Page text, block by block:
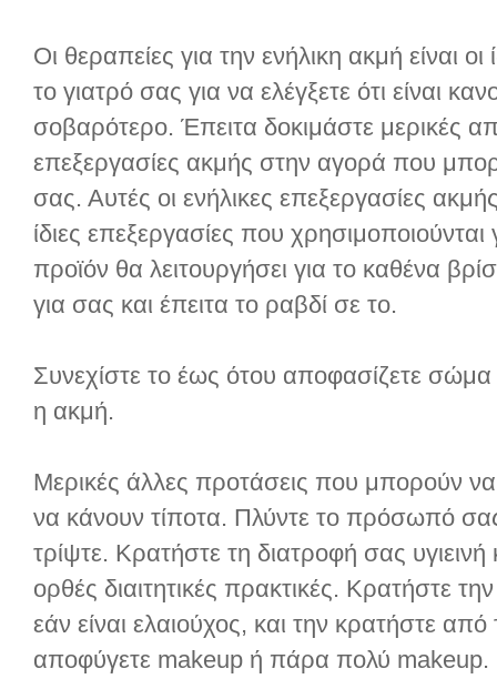
Οι θεραπείες για την ενήλικη ακμή είναι
το γιατρό σας για να ελέγξετε ότι είναι
σοβαρότερο. Έπειτα δοκιμάστε μερικές
επεξεργασίες ακμής στην αγορά που
σας. Αυτές οι ενήλικες επεξεργασίες
ίδιες επεξεργασίες που
προϊόν θα λειτουργήσει για το καθένα
για σας και έπειτα το ραβδί σε το.
Συνεχίστε το έως ότου αποφασίζετε σώμα
η ακμή.
Μερικές άλλες προτάσεις που μπορούν
να κάνουν τίποτα. Πλύντε το πρόσωπό
τρίψτε. Κρατήστε τη διατροφή σας υγιεινή
ορθές διαιτητικές πρακτικές. Κρατήστε
εάν είναι ελαιούχος, και την κρατήστε
αποφύγετε makeup ή πάρα πολύ makeup.